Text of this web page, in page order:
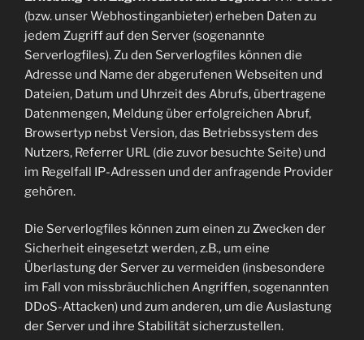
(bzw. unser Webhostinganbieter) erheben Daten zu
jedem Zugriff auf den Server (sogenannte
Serverlogfiles). Zu den Serverlogfiles können die
Adresse und Name der abgerufenen Webseiten und
Dateien, Datum und Uhrzeit des Abrufs, übertragene
Datenmengen, Meldung über erfolgreichen Abruf,
Browsertyp nebst Version, das Betriebssystem des
Nutzers, Referrer URL (die zuvor besuchte Seite) und
im Regelfall IP-Adressen und der anfragende Provider
gehören.
Die Serverlogfiles können zum einen zu Zwecken der
Sicherheit eingesetzt werden, z.B., um eine
Überlastung der Server zu vermeiden (insbesondere
im Fall von missbräuchlichen Angriffen, sogenannten
DDoS-Attacken) und zum anderen, um die Auslastung
der Server und ihre Stabilität sicherzustellen.